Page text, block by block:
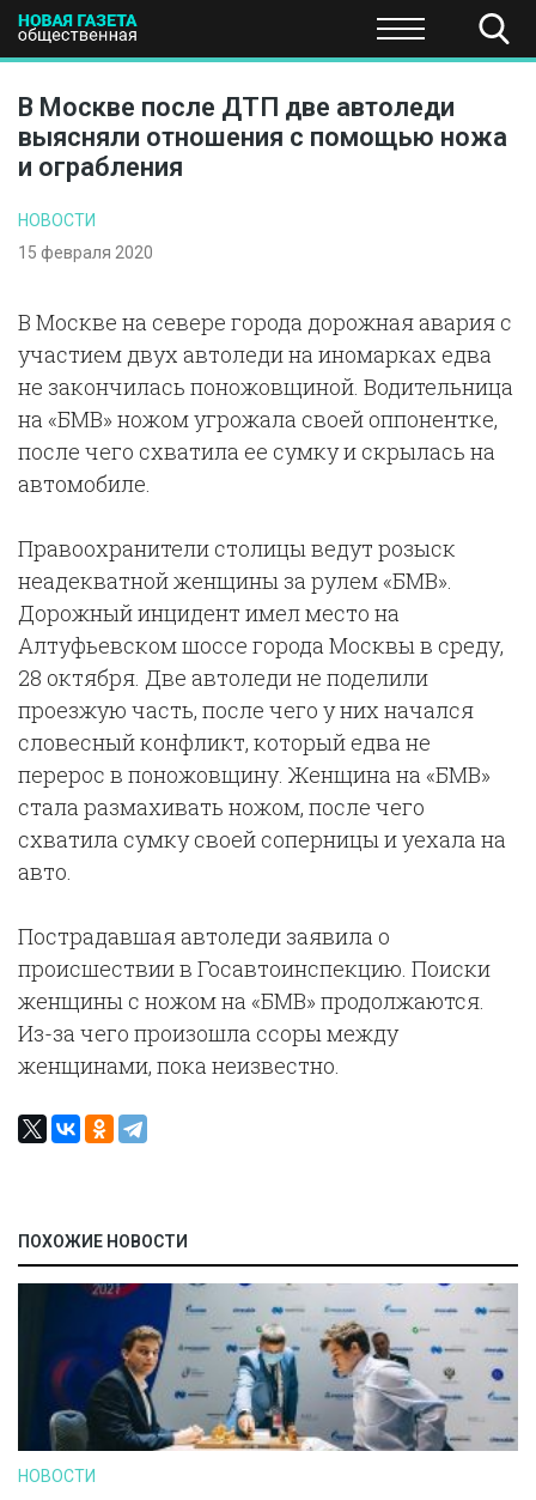
ПОЛИТИКА ЭКОНОМИКА НАУКА И
В Москве после ДТП две автоледи
выясняли отношения с помощью ножа
и ограбления
НОВОСТИ
15 февраля 2020
В Москве на севере города дорожная авария с
участием двух автоледи на иномарках едва
не закончилась поножовщиной. Водительница
на «БМВ» ножом угрожала своей оппонентке,
после чего схватила ее сумку и скрылась на
автомобиле.
Правоохранители столицы ведут розыск
неадекватной женщины за рулем «БМВ».
Дорожный инцидент имел место на
Алтуфьевском шоссе города Москвы в среду,
28 октября. Две автоледи не поделили
проезжую часть, после чего у них начался
словесный конфликт, который едва не
перерос в поножовщину. Женщина на «БМВ»
стала размахивать ножом, после чего
схватила сумку своей соперницы и уехала на
авто.
Пострадавшая автоледи заявила о
происшествии в Госавтоинспекцию. Поиски
женщины с ножом на «БМВ» продолжаются.
Из-за чего произошла ссоры между
женщинами, пока неизвестно.
ПОХОЖИЕ НОВОСТИ
НОВОСТИ